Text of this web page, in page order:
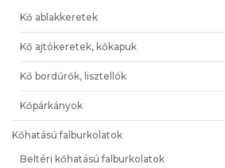
Kő ablakkeretek
Kő ajtókeretek, kőkapuk
Kő bordűrők, lisztellók
Kőpárkányok
Kőhatású falburkolatok
Beltéri kőhatású falburkolatok